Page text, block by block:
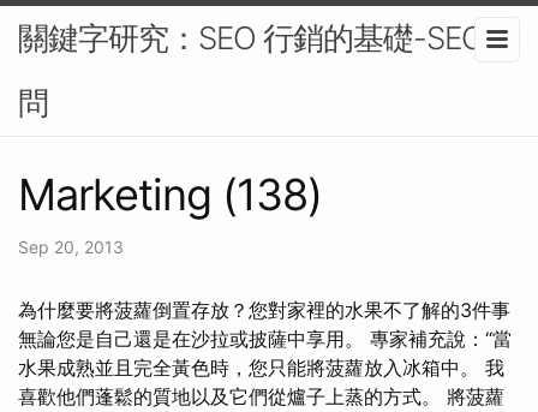
關鍵字研究：SEO 行銷的基礎-SEO顧
問
Marketing (138)
Sep 20, 2013
為什麼要將菠蘿倒置存放？您對家裡的水果不了解的3件事
無論您是自己還是在沙拉或披薩中享用。 專家補充說：“當
水果成熟並且完全黃色時，您只能將菠蘿放入冰箱中。 我
喜歡他們蓬鬆的質地以及它們從爐子上蒸的方式。 將菠蘿